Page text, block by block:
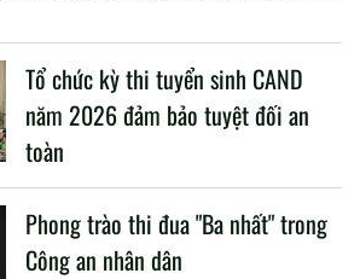
giáo dục và đào tạo của lực lượng
Tổ chức kỳ thi tuyển sinh CAND
năm 2026 đảm bảo tuyệt đối an
toàn
Phong trào thi đua "Ba nhất" trong
Công an nhân dân